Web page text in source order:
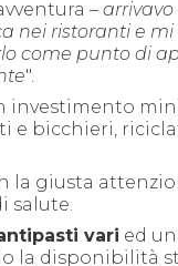
– arrivavo
nei ristoranti e mi
come punto di
".
investimento
e bicchieri,
la giusta
salute.
vari ed
la disponibilità